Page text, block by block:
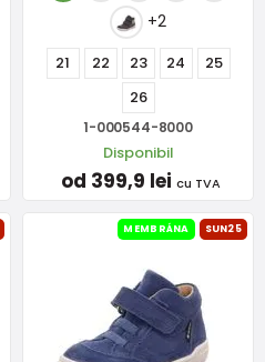
+2
21 22 23 24
25
26
1-000544-8000
Disponibil
od 399,9 lei cu TVA
MEMBRÁNA SUN25